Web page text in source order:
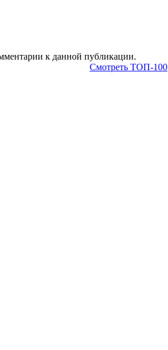
к данной публикации.
Смотреть ТОП-100